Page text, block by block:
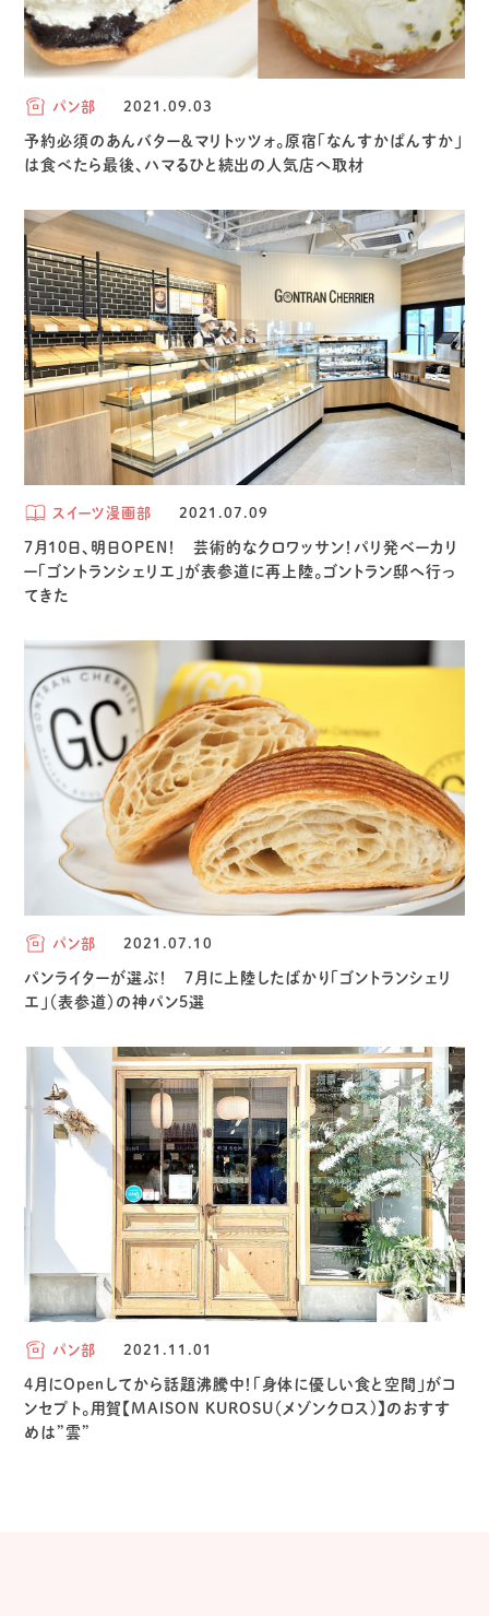
パン部 2021.09.03
予約必須のあんバター＆マリトッツォ。原宿「なんすかぱんすか」
は食べたら最後、ハマるひと続出の人気店へ取材
スイーツ漫画部 2021.07.09
7月10日、明日OPEN！ 芸術的なクロワッサン！パリ発ベーカリ
ー「ゴントランシェリエ」が表参道に再上陸。ゴントラン邸へ行っ
てきた
パン部 2021.07.10
パンライターが選ぶ！ 7月に上陸したばかり「ゴントランシェリ
エ」（表参道）の神パン5選
パン部 2021.11.01
4月にOpenしてから話題沸騰中！「身体に優しい食と空間」がコ
ンセプト。用賀【MAISON KUROSU（メゾンクロス)】のおすす
めは”雲”